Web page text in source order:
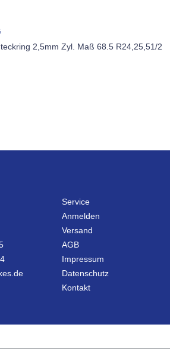
2,5mm Zyl. Maß 68.5 R24,25,51/2
Service
Anmelden
Versand
AGB
Impressum
Datenschutz
Kontakt